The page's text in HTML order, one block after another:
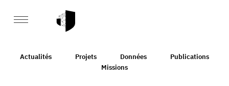
Actualités Projets Données
Publications
Missions